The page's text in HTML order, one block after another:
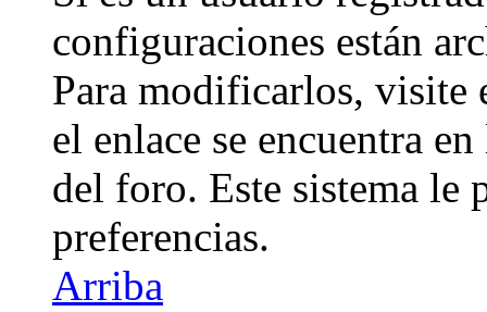
configuraciones están
Para modificarlos, visite
el enlace se encuentra
del foro. Este sistema le
preferencias.
Arriba